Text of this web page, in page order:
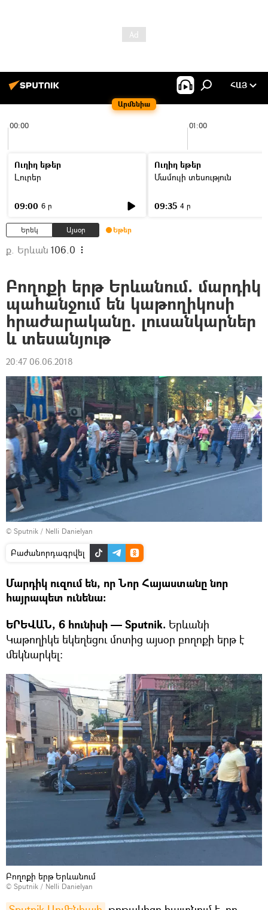
Արմենիա
ՀԱՅ
00:00 01:00
Ուղիղ եթեր
Լուրեր
09:00 6 ր
Ուղիղ եթեր
Մամուլի տեսություն
09:35 4 ր
Երեկ Այսօր Եթեր
ք. Երևան 106.0
Բողոքի երթ Երևանում. մարդիկ
պահանջում են կաթողիկոսի
հրաժարականը. լուսանկարներ
և տեսանյութ
20:47 06.06.2018
© Sputnik / Nelli Danielyan
Բաժանորդագրվել
Մարդիկ ուզում են, որ Նոր Հայաստանը նոր
հայրապետ ունենա։
ԵՐԵՎԱՆ, 6 հունիսի — Sputnik. Երևանի
Կաթողիկե եկեղեցու մոտից այսօր բողոքի երթ է
մեկնարկել։
Բողոքի երթ Երևանում
© Sputnik / Nelli Danielyan